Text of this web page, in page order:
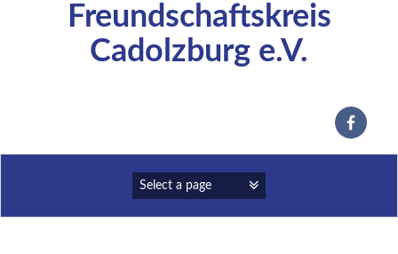
Freundschaftskreis
Cadolzburg e.V.